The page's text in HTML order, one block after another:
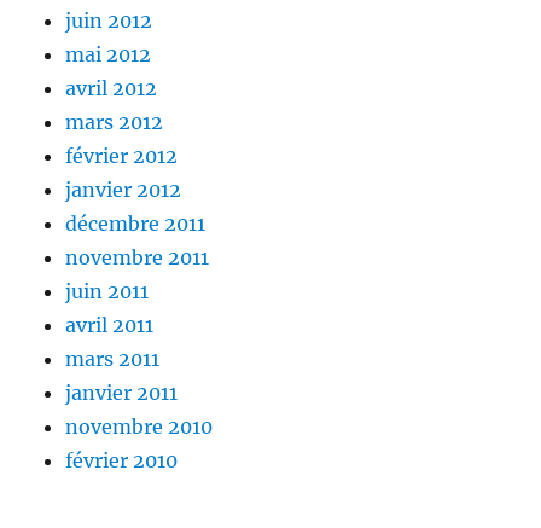
juin 2012
mai 2012
avril 2012
mars 2012
février 2012
janvier 2012
décembre 2011
novembre 2011
juin 2011
avril 2011
mars 2011
janvier 2011
novembre 2010
février 2010